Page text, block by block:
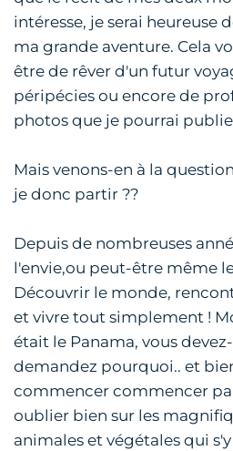
intéresse, je serai heureuse
ma grande aventure. Cela
être de rêver d'un futur
péripécies ou encore de
photos que je pourrai
Mais venons-en à la
je donc partir ??
Depuis de nombreuses
l'envie,ou peut-être même
Découvrir le monde,
et vivre tout simplement !
était le Panama, vous
demandez pourquoi.. et
commencer commencer
oublier bien sur les
animales et végétales qui